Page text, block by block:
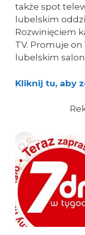
także spot
lubelskim
Rozwinięciem
TV. Promuje
lubelskim
Kliknij tu, aby